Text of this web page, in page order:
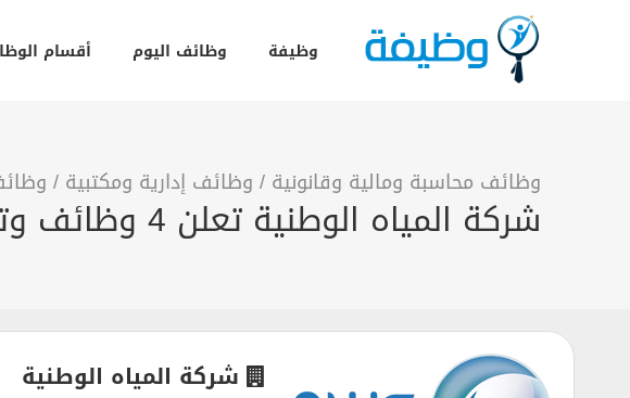
وظيفة وظائف اليوم أقسام
وظائف محاسبة ومالية وقانونية / وظائف إدارية ومكتبية /
شركة المياه الوطنية تعلن 4 وظائف وتدريب تمهير بمدينة الرياض
شركة المياه الوطنية